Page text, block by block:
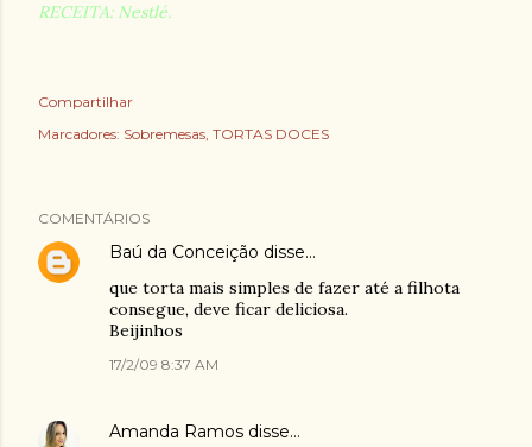
RECEITA: Nestlé.
Compartilhar
Marcadores: Sobremesas TORTAS DOCES
COMENTÁRIOS
Baú da Conceição disse…
que torta mais simples de fazer até a filhota
consegue, deve ficar deliciosa.
Beijinhos
17/2/09 8:37 AM
Amanda Ramos disse…